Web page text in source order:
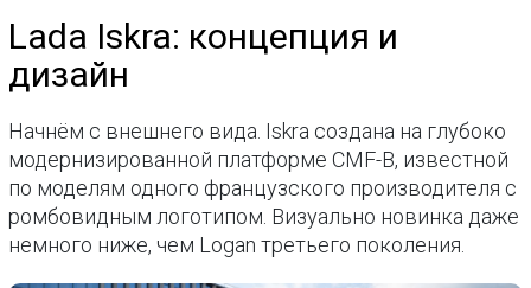
Lada Iskra: концепция и
дизайн
Начнём с внешнего вида. Iskra создана на глубоко
модернизированной платформе CMF-B, известной
по моделям одного французского производителя с
ромбовидным логотипом. Визуально новинка даже
немного ниже, чем Logan третьего поколения.